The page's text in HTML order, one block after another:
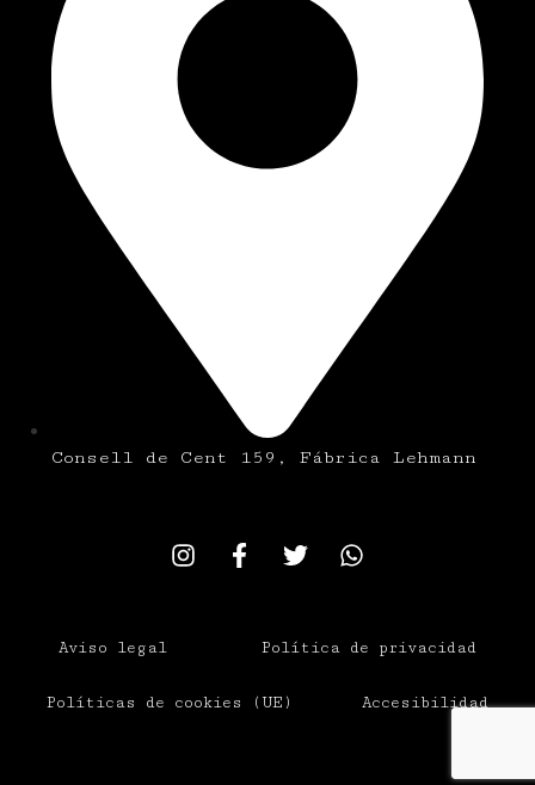
Consell de Cent 159, Fábrica Lehmann
Aviso legal Política de privacidad
Políticas de cookies (UE) Accesibilidad